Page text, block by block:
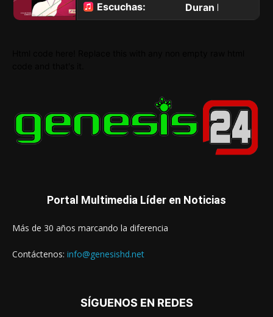
Portal Multimedia Líder en Noticias
Más de 30 años marcando la diferencia
Contáctenos: info@genesishd.net
SÍGUENOS EN REDES